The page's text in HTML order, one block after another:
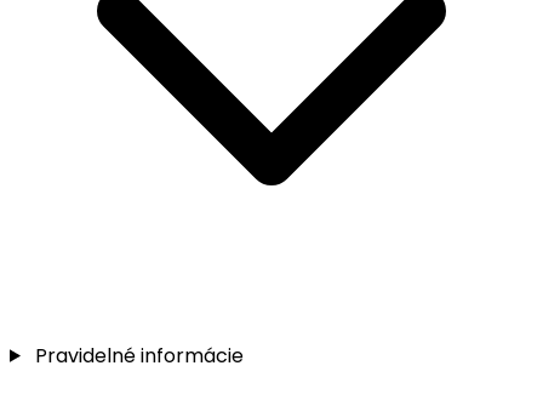
Pravidelné informácie